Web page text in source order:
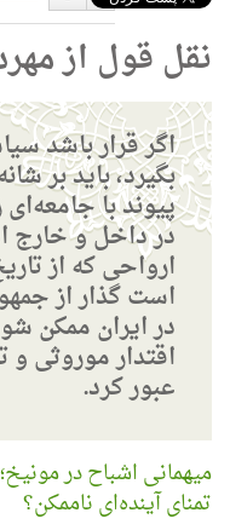
دوست
نداشتن
نقل قول از
اگر قرار باشد
بگیرد، باید بر
پیوند با
در داخل و خارج
ارواحی که از
است گذار از
در ایران ممکن
اقتدار موروثی
عبور کرد.
میهمانی اشباح در
تمنای آینده‌ای ناممکن؟